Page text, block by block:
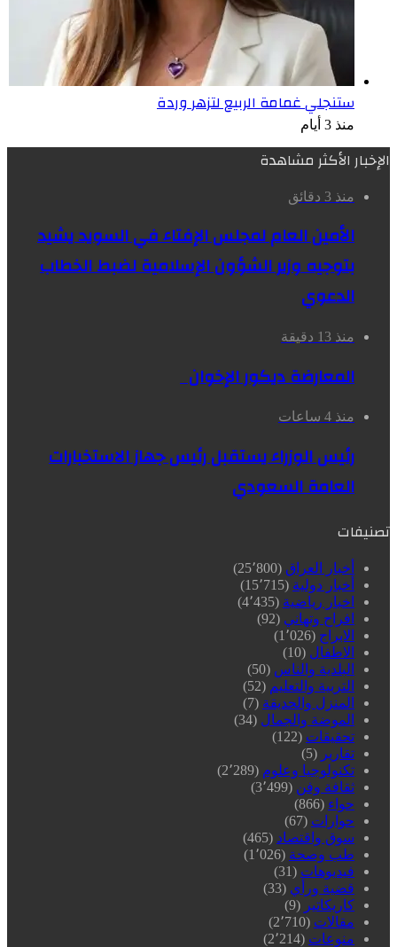
ستنجلي غمامة الربيع لتزهر وردة
منذ 3 أيام
الإخبار الأكثر مشاهدة
منذ 3 دقائق
الأمين العام لمجلس الإفتاء في السويد يشيد
بتوجيه وزير الشؤون الإسلامية لضبط الخطاب
الدعوي
منذ 13 دقيقة
المعارضة ديكور الإخوان
منذ 4 ساعات
رئيس الوزراء يستقبل رئيس جهاز الاستخبارات
العامة السعودي
تصنيفات
أخبار العراق (25٬800)
أخبار دولية (15٬715)
اخبار رياضية (4٬435)
افراح وتهاني (92)
الابراج (1٬026)
الاطفال (10)
البلدية والناس (50)
التربية والتعليم (52)
المنزل والحديقة (7)
الموضة والجمال (34)
تحقيقات (122)
تقارير (5)
تكنولوجيا وعلوم (2٬289)
ثقافة وفن (3٬499)
حواء (866)
حوارات (67)
سوق واقتصاد (465)
طب وصحة (1٬026)
فيديوهات (31)
قضية ورأي (33)
كاريكاتير (9)
مقالات (2٬710)
منوعات (2٬214)